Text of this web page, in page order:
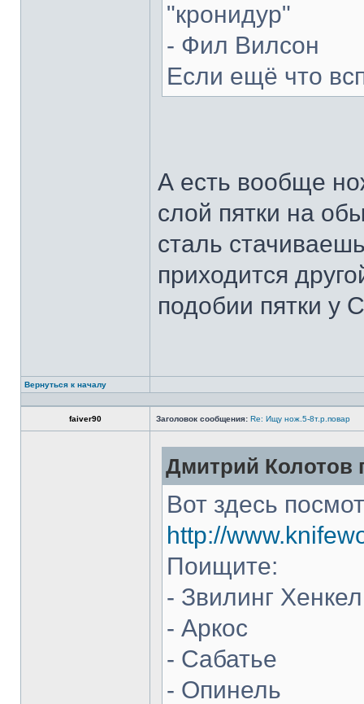
"кронидур"
- Фил Вилсон
Если ещё что
А есть вообще
слой пятки на
сталь
приходится
подобии пятки у
Вернуться к началу
faiver90 Заголовок сообщения: Re: Ищу нож.5-8т.р.повар
Дмитрий Колотов
Вот здесь
http://
Поищите:
- Звилинг
- Аркос
- Сабатье
- Опинель